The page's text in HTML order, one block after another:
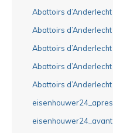
Abattoirs d’Anderlecht
Abattoirs d’Anderlecht
Abattoirs d’Anderlecht
Abattoirs d’Anderlecht
Abattoirs d’Anderlecht
eisenhouwer24_apres
eisenhouwer24_avant